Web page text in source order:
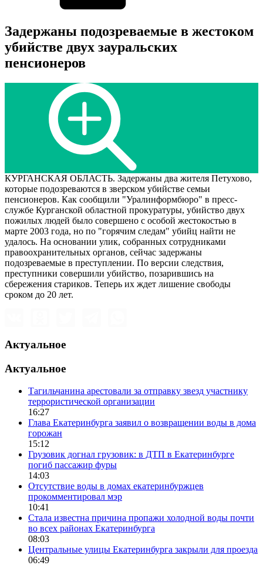
Задержаны подозреваемые в жестоком
убийстве двух зауральских
пенсионеров
КУРГАНСКАЯ ОБЛАСТЬ. Задержаны два жителя Петухово,
которые подозреваются в зверском убийстве семьи
пенсионеров. Как сообщили "Уралинформбюро" в пресс-
службе Курганской областной прокуратуры, убийство двух
пожилых людей было совершено с особой жестокостью в
марте 2003 года, но по "горячим следам" убийц найти не
удалось. На основании улик, собранных сотрудниками
правоохранительных органов, сейчас задержаны
подозреваемые в преступлении. По версии следствия,
преступники совершили убийство, позарившись на
сбережения стариков. Теперь их ждет лишение свободы
сроком до 20 лет.
Актуальное
Актуальное
Тагильчанина арестовали за отправку звезд участнику
террористической организации
16:27
Глава Екатеринбурга заявил о возвращении воды в дома
горожан
15:12
Грузовик догнал грузовик: в ДТП в Екатеринбурге
погиб пассажир фуры
14:03
Отсутствие воды в домах екатеринбуржцев
прокомментировал мэр
10:41
Стала известна причина пропажи холодной воды почти
во всех районах Екатеринбурга
08:03
Центральные улицы Екатеринбурга закрыли для проезда
06:49